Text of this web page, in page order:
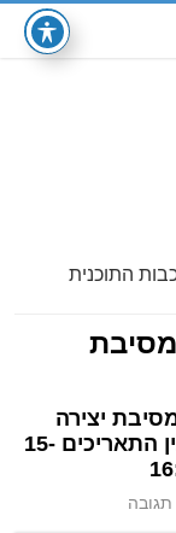
התוכנית
מסיבת
יצירה
מגיעה לאאוטלט עזריאלי אור יהודה בין התאריכים 15-